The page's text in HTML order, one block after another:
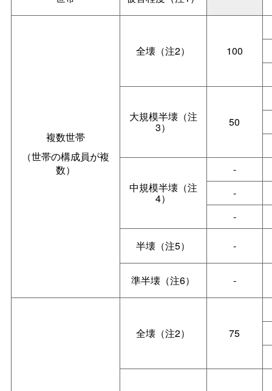
複数世帯
（世帯の構成員が複
数）
全壊（注2） 100
大規模半壊（注
3） 50
中規模半壊（注
4）
-
-
-
半壊（注5） -
準半壊（注6） -
全壊（注2） 75